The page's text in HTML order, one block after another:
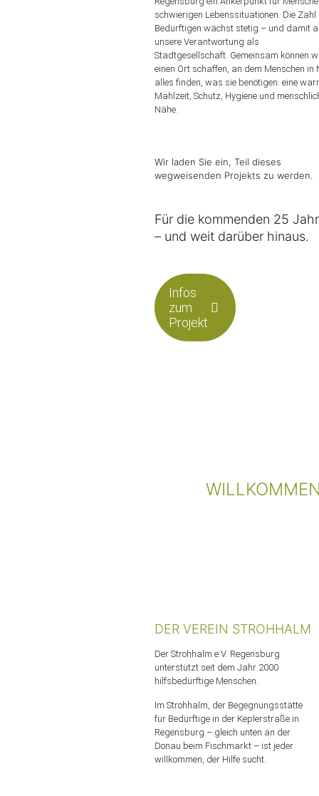
schwierigen Lebenssituationen. Die Zahl
Bedürftigen wächst stetig – und damit
unsere Verantwortung als
Stadtgesellschaft. Gemeinsam können
einen Ort schaffen, an dem Menschen in
alles finden, was sie benötigen: eine
Mahlzeit, Schutz, Hygiene und
Nähe.
Wir laden Sie ein, Teil dieses
wegweisenden Projekts zu werden.
Für die kommenden 25
– und weit darüber hinaus.
Infos
zum
Projekt
DER VEREIN STROHHALM
Der Strohhalm e.V. Regensburg
unterstützt seit dem Jahr 2000
hilfsbedürftige Menschen.
Im Strohhalm, der Begegnungsstätte
für Bedürftige in der Keplerstraße in
Regensburg – gleich unten an der
Donau beim Fischmarkt – ist jeder
willkommen, der Hilfe sucht.